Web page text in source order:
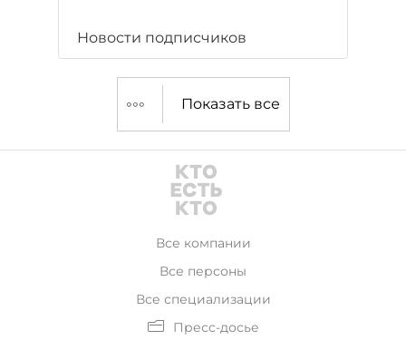
Новости подписчиков
Показать все
Все компании
Все персоны
Все специализации
Пресс-досье